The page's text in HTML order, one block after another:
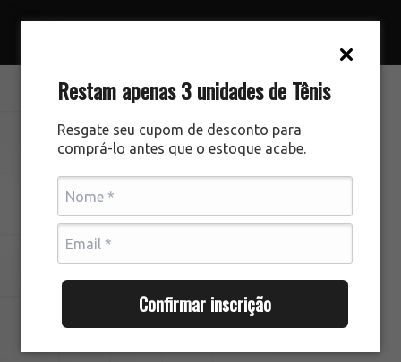
Restam apenas 3 unidades de Tênis
Resgate seu cupom de desconto para
comprá-lo antes que o estoque acabe.
Confirmar inscrição
Parcerias e Certificações
Temos orgulho em anunciar nossas
principais certificações de agência digital
com excelência em implementações
complexas VTEX IO e Shopify.